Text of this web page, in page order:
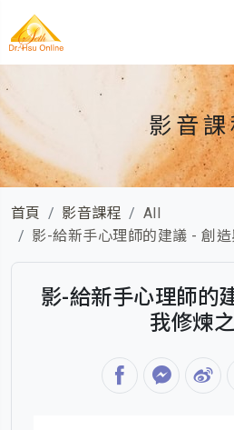
影音
首頁 影音課程
All
影-給新手心理師的建議 - 創
影-給新手心理師的
我修煉